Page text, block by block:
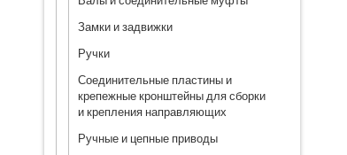
Замки и задвижки
Ручки
Соединительные пластины и
крепежные кронштейны для сборки
и крепления направляющих
Ручные и цепные приводы